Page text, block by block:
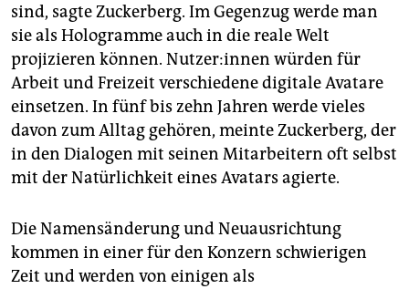
sind, sagte Zuckerberg. Im Gegenzug werde man
sie als Hologramme auch in die reale Welt
projizieren können. Nut­ze­r:in­nen würden für
Arbeit und Freizeit verschiedene digitale Avatare
einsetzen. In fünf bis zehn Jahren werde vieles
davon zum Alltag gehören, meinte Zuckerberg, der
in den Dialogen mit seinen Mitarbeitern oft selbst
mit der Natürlichkeit eines Avatars agierte.
Die Namensänderung und Neuausrichtung
kommen in einer für den Konzern schwierigen
Zeit und werden von einigen als